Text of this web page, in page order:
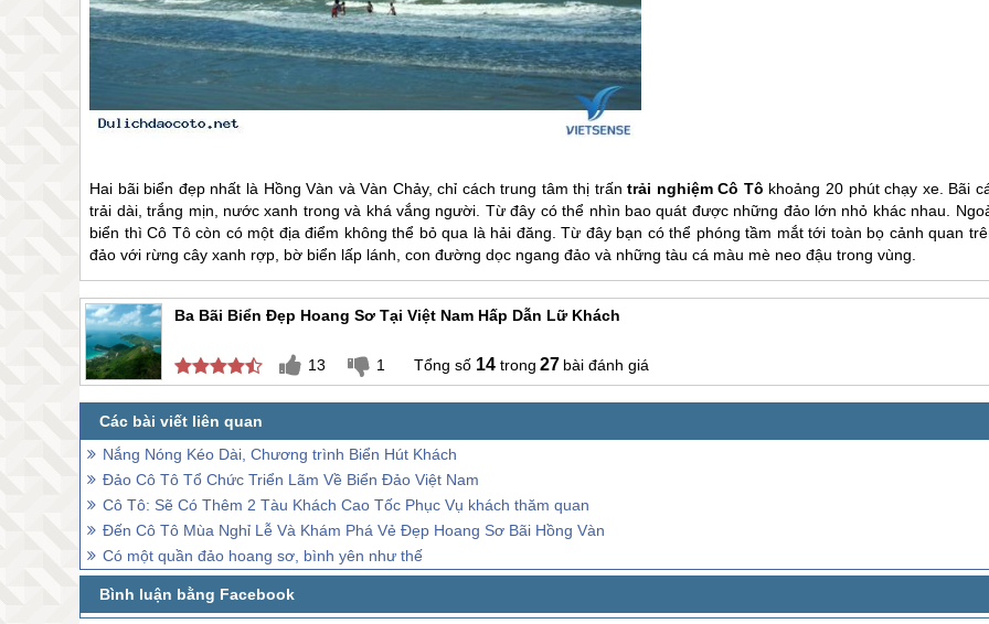
Hai bãi biển đẹp nhất là Hồng Vàn và Vàn Chảy, chỉ cách trung tâm thị trấntrải nghiệmCô Tô khoảng 20 phút chạy xe. Bãi
trải dài, trắng mịn, nước xanh trong và khá vắng người. Từ đây có thể nhìn bao quát được những đảo lớn nhỏ khác nhau.
biển thìCô Tôcòn có một địa điểm không thể bỏ qua là hải đăng. Từ đây bạn có thể phóng tầm mắt tới toàn bọ cảnh quan
đảo với rừng cây xanh rợp, bờ biển lấp lánh, con đường dọc ngang đảo và những tàu cá màu mè neo đậu trong vùng.
Ba Bãi Biển Đẹp Hoang Sơ Tại Việt Nam Hấp Dẫn Lữ Khách
13 1 14 27 bài đánh giá
Nắng Nóng Kéo Dài, Chương trình Biển Hút Khách
Đảo Cô Tô Tổ Chức Triển Lãm Về Biển Đảo Việt Nam
Cô Tô: Sẽ Có Thêm 2 Tàu Khách Cao Tốc Phục Vụ khách thăm quan
Đến Cô Tô Mùa Nghỉ Lễ Và Khám Phá Vẻ Đẹp Hoang Sơ Bãi Hồng Vàn
Có một quần đảo hoang sơ, bình yên như thế